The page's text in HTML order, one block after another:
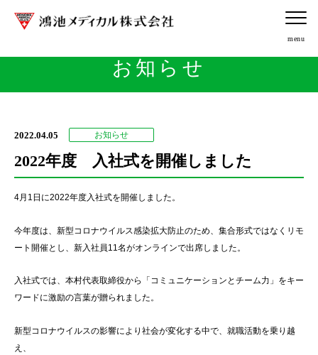
お知らせ
2022.04.05 お知らせ
2022年度 入社式を開催しました
4月1日に2022年度入社式を開催しました。
今年度は、新型コロナウイルス感染拡大防止のため、集合形式ではなくリモ
ート開催とし、新入社員11名がオンラインで出席しました。
入社式では、本村代表取締役から「コミュニケーションとチーム力」をキー
ワードに激励の言葉が贈られました。
新型コロナウイルスの影響により社会が変化する中で、就職活動を乗り越
え、